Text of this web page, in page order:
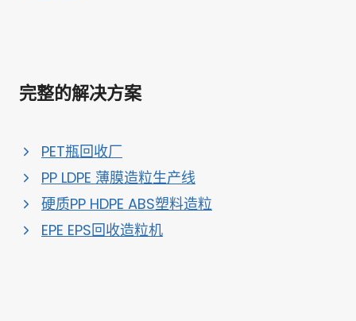
完整的解决方案
PET瓶回收厂
PP LDPE 薄膜造粒生产线
硬质PP HDPE ABS塑料造粒
EPE EPS回收造粒机